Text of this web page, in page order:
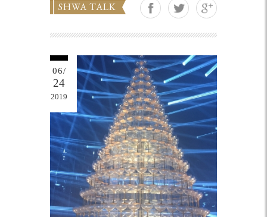
SHWA TALK
06/
24
2019